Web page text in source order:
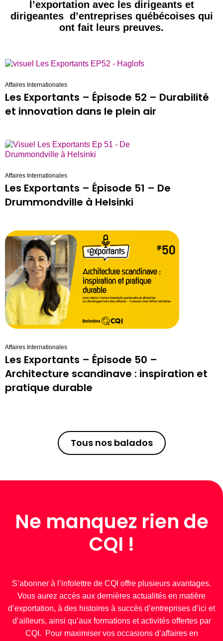
l’exportation avec les dirigeants et
dirigeantes d’entreprises québécoises qui
ont fait leurs preuves.
Les Exportants – Épisode 52 – Durabilité
et innovation dans le plein air
Affaires Internationales
Les Exportants – Épisode 51 – De
Drummondville à Helsinki
Affaires Internationales
Les Exportants – Épisode 50 –
Architecture scandinave : inspiration et
pratique durable
Affaires Internationales
Tous nos balados
Ne manquez rien de
CQI !
S’abonner à l’infolettre de CQI offre plusieurs avantages.
Vous aurez accès aux dernières actualités en matière
d’exportation, à des histoires à succès d’entreprises d’ici et
d’ailleurs, ainsi qu’aux formations et activités offertes par
CQI. Pour maximiser vos occasions d’affaires en